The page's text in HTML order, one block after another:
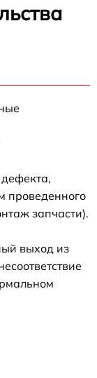
проведенного
запчасти).
выход из